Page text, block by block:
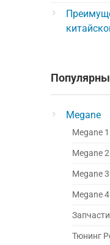
Megane
Megane 1
Megane 2
Megane 3
Megane 4
Тюнинг